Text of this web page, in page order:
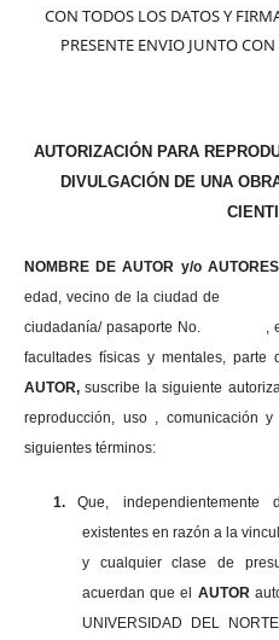
CON TODOS LOS DATOS Y
PRESENTE ENVIO JUNTO
AUTORIZACIÓN PARA
DIVULGACIÓN DE UNA
NOMBRE DE AUTOR y/o
edad, vecino de la ciudad
ciudadanía/ pasaporte No.
facultades físicas y mentales, parte
AUTOR,suscribe la siguiente
reproducción, uso , comunicación
siguientes términos:
1.
Que, independientemente
existentes en razón a la
y cualquier clase de
acuerdan que el AUTOR
UNIVERSIDAD DEL